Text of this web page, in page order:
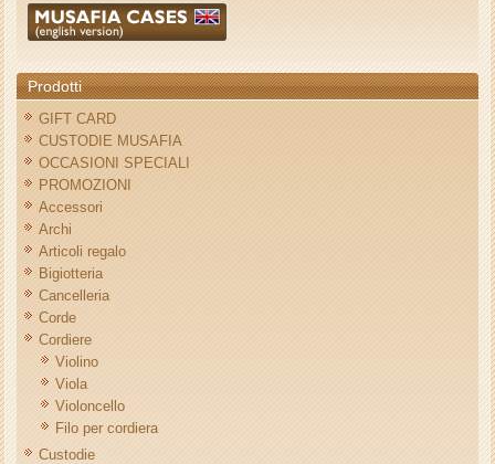
Prodotti
GIFT CARD
CUSTODIE MUSAFIA
OCCASIONI SPECIALI
PROMOZIONI
Accessori
Archi
Articoli regalo
Bigiotteria
Cancelleria
Corde
Cordiere
Violino
Viola
Violoncello
Filo per cordiera
Custodie